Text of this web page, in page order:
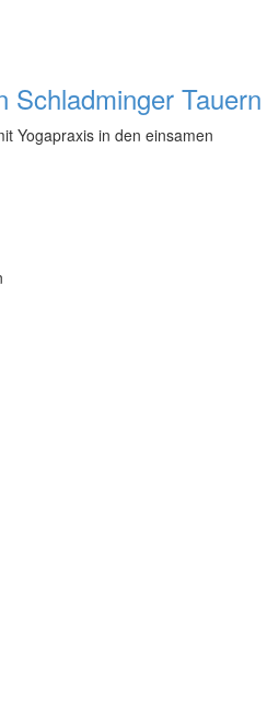
Schladminger Tauern
Yogapraxis in den einsamen